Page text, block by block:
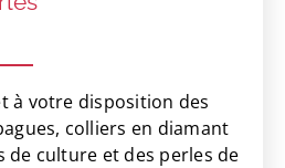
à votre disposition des
colliers en diamant
de culture et des perles de